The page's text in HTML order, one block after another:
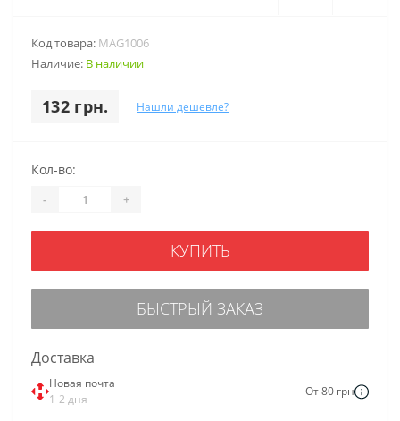
Код товара: MAG1006
Наличие: В наличии
132 грн. Нашли дешевле?
Кол-во:
- +
КУПИТЬ
БЫСТРЫЙ ЗАКАЗ
Доставка
Новая почта
1-2 дня
От 80 грн